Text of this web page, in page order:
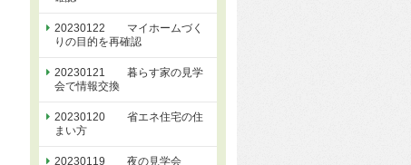
20230122 マイホームづく
りの目的を再確認
20230121 暮らす家の見学
会で情報交換
20230120 省エネ住宅の住
まい方
20230119 夜の見学会